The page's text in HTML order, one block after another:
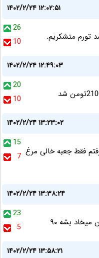
۱۴۰۲/۲/۲۴ ۱۲:۰۲:۵۱
26
10
تورم متشکریم.
۱۴۰۲/۲/۲۴ ۱۲:۴۹:۰۳
20
10
۱۴۰۲/۲/۲۴ ۱۳:۲۳:۰۲
15
7 فقط جعبه خالی مرغ
۱۴۰۲/۲/۲۴ ۱۳:۳۸:۲۴
23
5
۱۴۰۲/۲/۲۴ ۱۳:۵۸:۲۱